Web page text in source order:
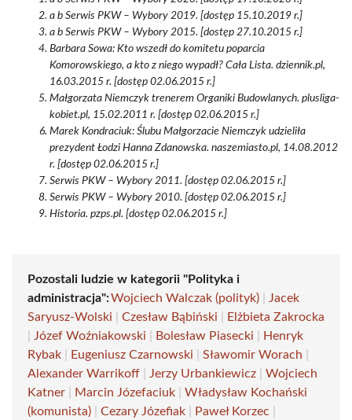
a b Serwis PKW – Wybory 2019. [dostęp 15.10.2019 r.]
a b Serwis PKW – Wybory 2015. [dostęp 27.10.2015 r.]
Barbara Sowa: Kto wszedł do komitetu poparcia
Komorowskiego, a kto z niego wypadł? Cała Lista. dziennik.pl,
16.03.2015 r. [dostęp 02.06.2015 r.]
Małgorzata Niemczyk trenerem Organiki Budowlanych. plusliga-
kobiet.pl, 15.02.2011 r. [dostęp 02.06.2015 r.]
Marek Kondraciuk: Ślubu Małgorzacie Niemczyk udzieliła
prezydent Łodzi Hanna Zdanowska. naszemiasto.pl, 14.08.2012
r. [dostęp 02.06.2015 r.]
Serwis PKW – Wybory 2011. [dostęp 02.06.2015 r.]
Serwis PKW – Wybory 2010. [dostęp 02.06.2015 r.]
Historia. pzps.pl. [dostęp 02.06.2015 r.]
Pozostali ludzie w kategorii "Polityka i
administracja":Wojciech Walczak (polityk)
Jacek
Saryusz-Wolski
Czesław Bąbiński
Elżbieta Zakrocka
Józef Woźniakowski Bolesław Piasecki
Henryk
Rybak
Eugeniusz Czarnowski Sławomir Worach
Alexander Warrikoff
Jerzy Urbankiewicz
Wojciech
Katner
Marcin Józefaciuk
Władysław Kochański
(komunista)
Cezary Józefiak Paweł Korzec